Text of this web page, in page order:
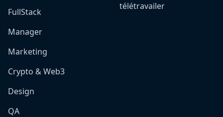
FullStack
Manager
Marketing
Crypto & Web3
Design
QA
télétravailer